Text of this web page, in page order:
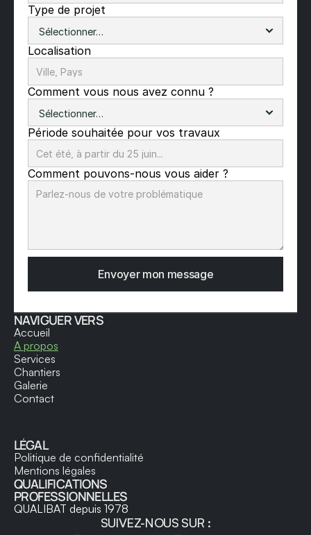
Type de projet
Localisation
Comment vous nous avez connu ?
Période souhaitée pour vos travaux
Comment pouvons-nous vous aider ?
Envoyer mon message
NAVIGUER VERS
Accueil
A propos
Services
Chantiers
Galerie
Contact
LÉGAL
Politique de confidentialité
Mentions légales
QUALIFICATIONS
PROFESSIONNELLES
QUALIBAT depuis 1978
SUIVEZ-NOUS SUR :